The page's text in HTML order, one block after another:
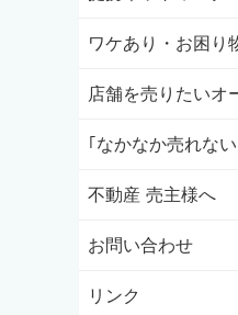
ワケあり・お困り
店舗を売りたいオ
｢なかなか売れな
不動産 売主様へ
お問い合わせ
リンク